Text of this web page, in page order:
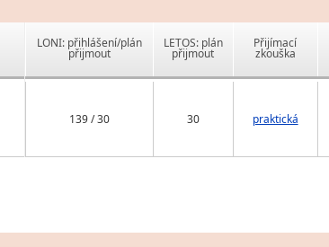
LONI: přihlášení/plán
přijmout
LETOS: plán
přijmout
Přijímací
zkouška
139 / 30 30 praktická